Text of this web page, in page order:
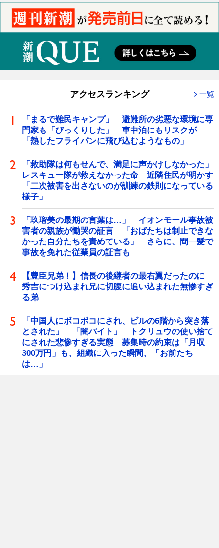
アクセスランキング 一覧
「まるで難民キャンプ」 避難所の劣悪な環境に専
門家も「びっくりした」 車中泊にもリスクが
「熱したフライパンに飛び込むようなもの」
「救助隊は何もせんで、満足に声かけしなかった」
レスキュー隊が救えなかった命 近隣住民が明かす
「二次被害を出さないのが訓練の鉄則になっている
様子」
「玖瑠美の最期の言葉は…」 イオンモール事故被
害者の親族が慟哭の証言 「おばたちは制止できな
かった自分たちを責めている」 さらに、間一髪で
事故を免れた従業員の証言も
【豊臣兄弟！】信長の後継者の最右翼だったのに
秀吉につけ込まれ兄に切腹に追い込まれた無惨すぎ
る弟
「中国人にボコボコにされ、ビルの6階から突き落
とされた」 「闇バイト」 トクリュウの使い捨て
にされた悲惨すぎる実態 募集時の約束は「月収
300万円」も、組織に入った瞬間、「お前たち
は…」